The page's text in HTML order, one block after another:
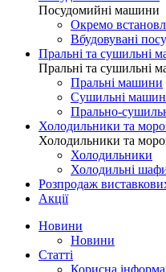
Посудомийні машини
Окремо
Вбудовувані
Пральні та сушильні
Пральні та сушильні
Пральні машини
Сушильні
Прально-
Холодильники та
Холодильники та
Холодильники
Холодильні
Розпродаж
Акції
Новини
Новини
Статті
Корисна